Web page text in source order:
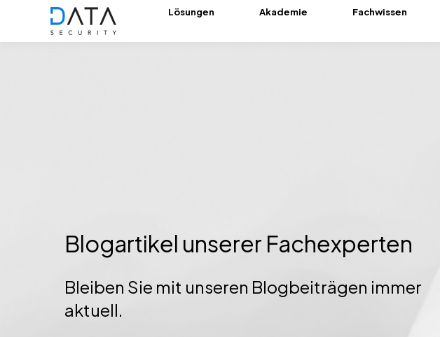
Lösungen Akademie Fachwissen
Blogartikel unserer Fachexperten
Bleiben Sie mit unseren Blogbeiträgen immer
aktuell.